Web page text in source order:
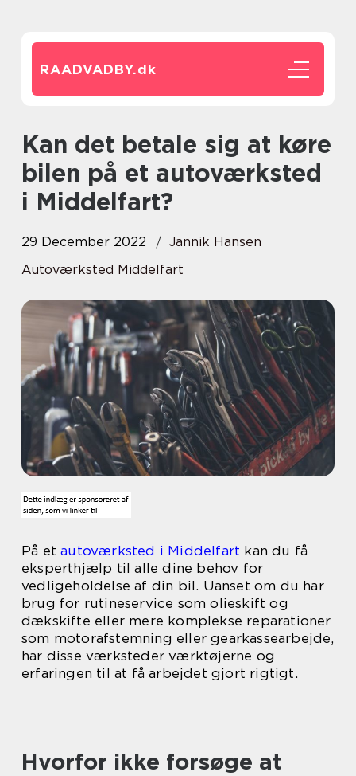
RAADVADBY.dk
Kan det betale sig at køre
bilen på et autoværksted
i Middelfart?
29 December 2022
Jannik Hansen
Autoværksted Middelfart
På etautoværksted i Middelfart kan du få
eksperthjælp til alle dine behov for
vedligeholdelse af din bil. Uanset om du har
brug for rutineservice som olieskift og
dækskifte eller mere komplekse reparationer
som motorafstemning eller gearkassearbejde,
har disse værksteder værktøjerne og
erfaringen til at få arbejdet gjort rigtigt.
Hvorfor ikke forsøge at